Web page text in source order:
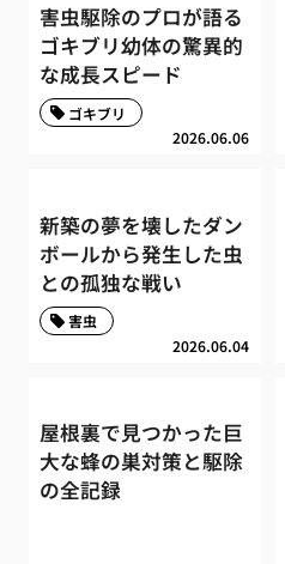
害虫駆除のプロが語る
ゴキブリ幼体の驚異的
な成長スピード
2026.06.06
ゴキブリ
新築の夢を壊したダン
ボールから発生した虫
との孤独な戦い
2026.06.04
害虫
屋根裏で見つかった巨
大な蜂の巣対策と駆除
の全記録